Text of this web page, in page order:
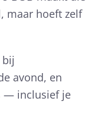
maar hoeft zelf
bij
avond, en
— inclusief je